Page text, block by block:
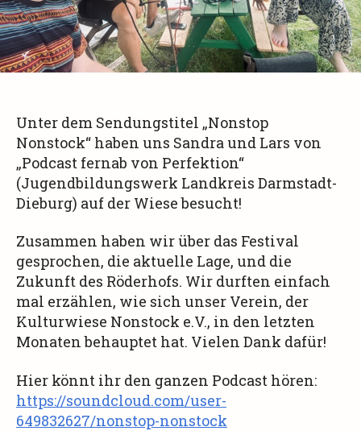
Unter dem Sendungstitel „Nonstop
Nonstock“ haben uns Sandra und Lars von
„Podcast fernab von Perfektion“
(Jugendbildungswerk Landkreis Darmstadt-
Dieburg) auf der Wiese besucht!
Zusammen haben wir über das Festival
gesprochen, die aktuelle Lage, und die
Zukunft des Röderhofs. Wir durften einfach
mal erzählen, wie sich unser Verein, der
Kulturwiese Nonstock e.V., in den letzten
Monaten behauptet hat. Vielen Dank dafür!
Hier könnt ihr den ganzen Podcast hören:
https://soundcloud.com/user-
649832627/nonstop-nonstock